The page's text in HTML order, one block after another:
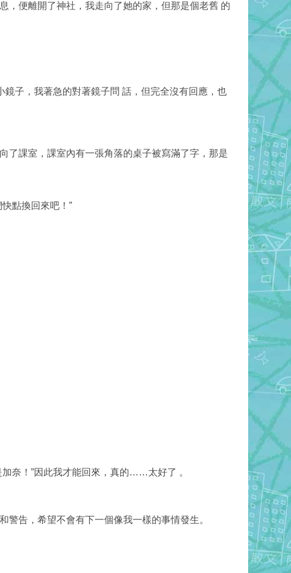
，便離開了神社，我走向了她的家，但那是個老舊 的
子，我著急的對著鏡子問 話，但完全沒有回應，也
了課室，課室內有一張角落的桌子被寫滿了字，那是
點換回來吧！”
奈！”因此我才能回來，真的……太好了 。
警告，希望不會有下一個像我一樣的事情發生。